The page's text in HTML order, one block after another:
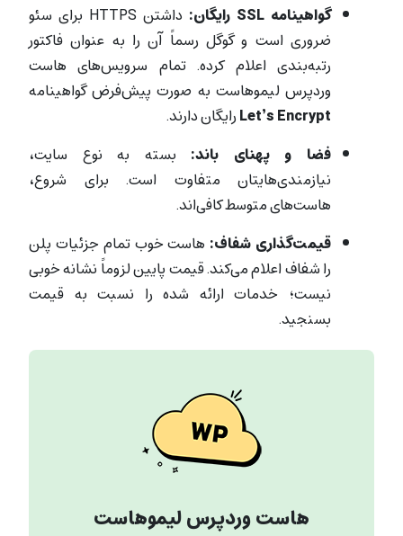
گواهینامه SSL رایگان:
داشتن HTTPS برای سئو
ضروری است و گوگل رسماً آن را به عنوان فاکتور
رتبه‌بندی اعلام کرده. تمام سرویس‌های هاست
وردپرس لیموهاست به صورت پیش‌فرض گواهینامه
Let’s Encryptرایگان دارند.
فضا و پهنای باند: بسته به نوع سایت،
نیازمندی‌هایتان متفاوت است. برای شروع،
هاست‌های متوسط کافی‌اند.
قیمت‌گذاری شفاف: هاست خوب تمام جزئیات پلن
را شفاف اعلام می‌کند. قیمت پایین لزوماً نشانه خوبی
نیست؛ خدمات ارائه شده را نسبت به قیمت
بسنجید.
هاست وردپرس لیموهاست